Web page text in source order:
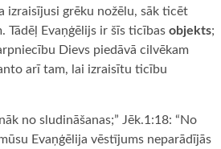
izraisījusi grēku nožēlu, sāk ticēt
Tādēļ Evaņģēlijs ir šīs ticības objekts;
Dievs piedāvā cilvēkam
arī tam, lai izraisītu ticību
no sludināšanas;” Jēk.1:18: “No
Evaņģēlija vēstījums neparādījās